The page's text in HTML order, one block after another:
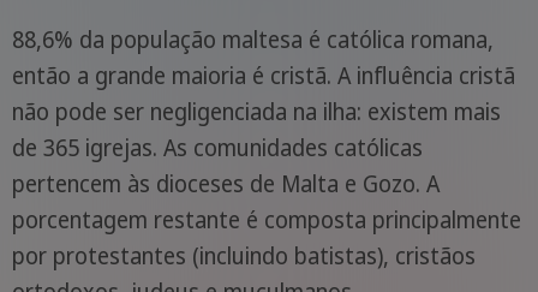
88,6% da população maltesa é católica romana,
então a grande maioria é cristã. A influência cristã
não pode ser negligenciada na ilha: existem mais
de 365 igrejas. As comunidades católicas
pertencem às dioceses de Malta e Gozo. A
porcentagem restante é composta principalmente
por protestantes (incluindo batistas), cristãos